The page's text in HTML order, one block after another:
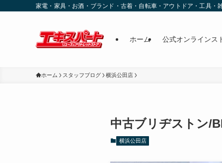
家電・家具・お酒・ブランド・古着・自転車・アウトドア・工具・
ホーム 公式オンラインス
ホーム スタッフブログ 横浜公田店
中古ブリヂストン/
横浜公田店